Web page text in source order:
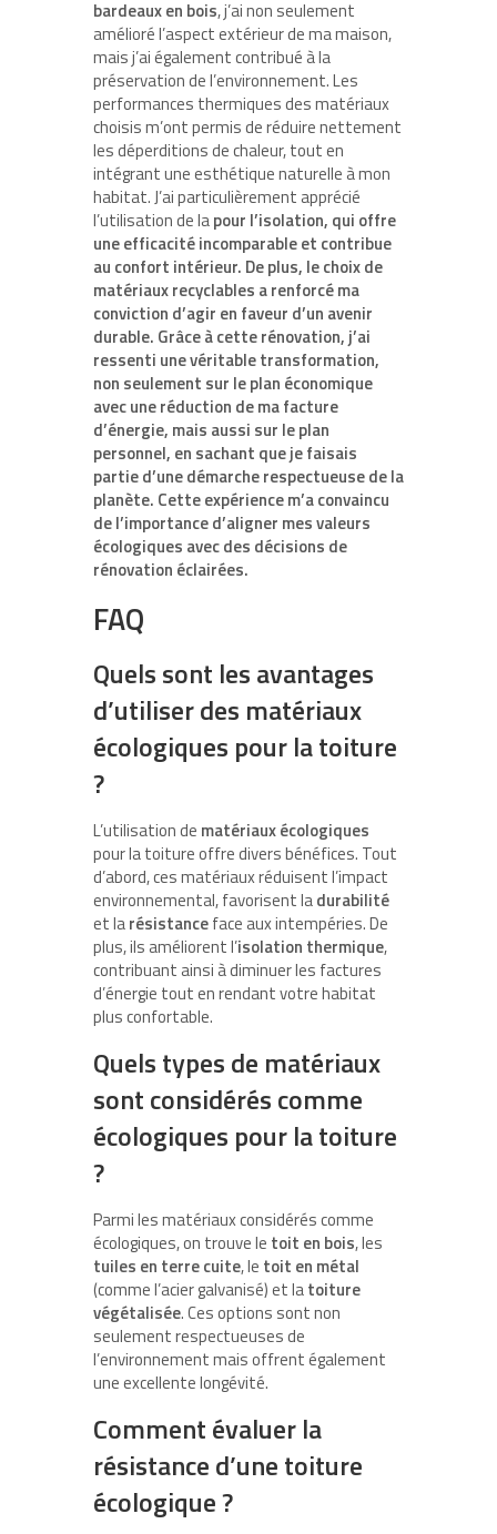
bardeaux en bois, j’ai non seulement
amélioré l’aspect extérieur de ma maison,
mais j’ai également contribué à la
préservation de l’environnement. Les
performances thermiques des matériaux
choisis m’ont permis de réduire nettement
les déperditions de chaleur, tout en
intégrant une esthétique naturelle à mon
habitat. J’ai particulièrement apprécié
l’utilisation de lapour l’isolation, qui offre
une efficacité incomparable et contribue
au confort intérieur. De plus, le choix de
matériaux recyclables a renforcé ma
conviction d’agir en faveur d’un avenir
durable. Grâce à cette rénovation, j’ai
ressenti une véritable transformation,
non seulement sur le plan économique
avec une réduction de ma facture
d’énergie, mais aussi sur le plan
personnel, en sachant que je faisais
partie d’une démarche respectueuse de la
planète. Cette expérience m’a convaincu
de l’importance d’aligner mes valeurs
écologiques avec des décisions de
rénovation éclairées.
FAQ
Quels sont les avantages
d’utiliser des matériaux
écologiques pour la toiture
?
L’utilisation de matériaux écologiques
pour la toiture offre divers bénéfices. Tout
d’abord, ces matériaux réduisent l’impact
environnemental, favorisent ladurabilité
et larésistanceface aux intempéries. De
plus, ils améliorent l’isolation thermique,
contribuant ainsi à diminuer les factures
d’énergie tout en rendant votre habitat
plus confortable.
Quels types de matériaux
sont considérés comme
écologiques pour la toiture
?
Parmi les matériaux considérés comme
écologiques, on trouve le toit en bois, les
tuiles en terre cuite, le toit en métal
(comme l’acier galvanisé) et latoiture
végétalisée. Ces options sont non
seulement respectueuses de
l’environnement mais offrent également
une excellente longévité.
Comment évaluer la
résistance d’une toiture
écologique ?